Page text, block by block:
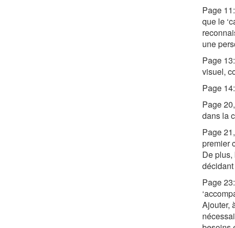
Page
que le
une
Page
visuel,
Page
Page
dans la
Page
premier
De plus,
Page
Ajouter,